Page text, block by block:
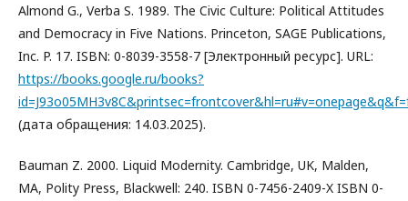
Almond G., Verba S. 1989. The Civic Culture: Political Attitudes
and Democracy in Five Nations. Princeton, SAGE Publications,
Inc. P. 17. ISBN: 0-8039-3558-7 [Электронный ресурс]. URL:
https://books.google.ru/books?
(дата обращения: 14.03.2025).
Bauman Z. 2000. Liquid Modernity. Cambridge, UK, Malden,
MA, Polity Press, Blackwell: 240. ISBN 0-7456-2409-X ISBN 0-